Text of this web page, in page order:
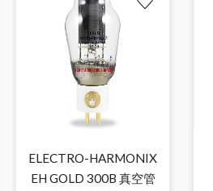
ELECTRO-HARMONIX
EH GOLD 300B 真空管